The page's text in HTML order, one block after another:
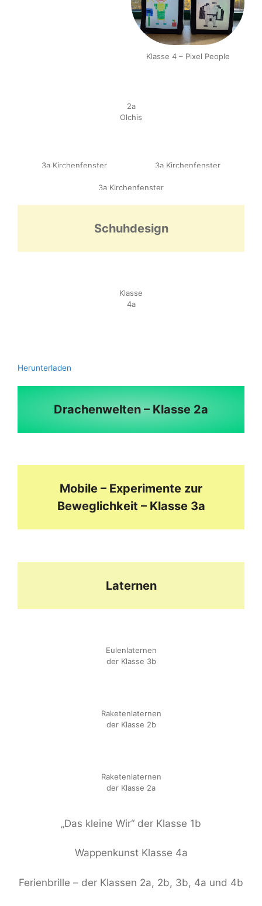
Klasse 4 – Pixel People
2a
Olchis
3a Kirchenfenster 3a Kirchenfenster
3a Kirchenfenster
Schuhdesign
Klasse
4a
Herunterladen
Drachenwelten – Klasse 2a
Mobile – Experimente zur
Beweglichkeit – Klasse 3a
Laternen
Eulenlaternen
der Klasse 3b
Raketenlaternen
der Klasse 2b
Raketenlaternen
der Klasse 2a
„Das kleine Wir“ der Klasse 1b
Wappenkunst Klasse 4a
Ferienbrille – der Klassen 2a, 2b, 3b, 4a und 4b